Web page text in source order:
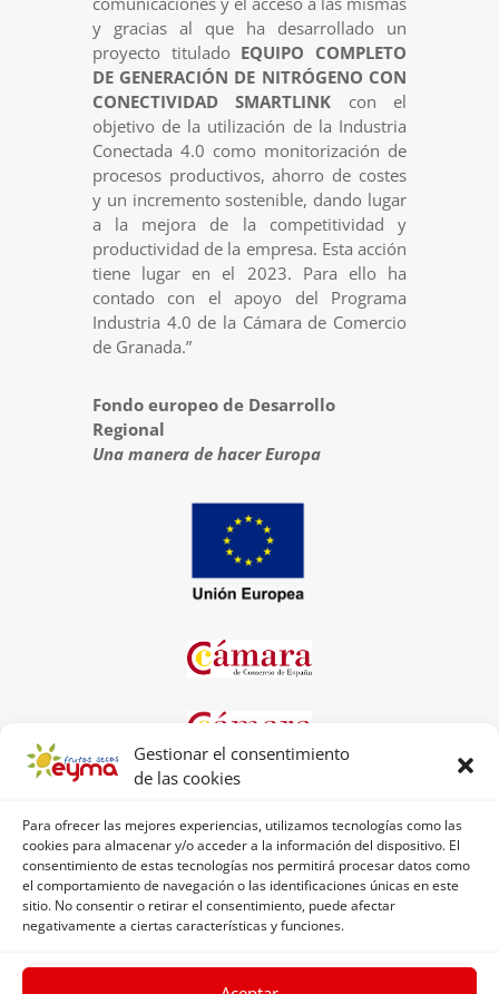
Gestionar el consentimiento
de las cookies
Para ofrecer las mejores experiencias, utilizamos tecnologías como las
cookies para almacenar y/o acceder a la información del dispositivo. El
consentimiento de estas tecnologías nos permitirá procesar datos como
el comportamiento de navegación o las identificaciones únicas en este
sitio. No consentir o retirar el consentimiento, puede afectar
negativamente a ciertas características y funciones.
y gracias al que ha desarrollado un
proyecto titulado EQUIPO COMPLETO
DE GENERACIÓN DE NITRÓGENO CON
CONECTIVIDAD SMARTLINK con el
objetivo de la utilización de la Industria
Conectada 4.0 como monitorización de
procesos productivos, ahorro de costes
y un incremento sostenible, dando lugar
a la mejora de la competitividad y
productividad de la empresa. Esta acción
tiene lugar en el 2023. Para ello ha
contado con el apoyo del Programa
Industria 4.0 de la Cámara de Comercio
de Granada.”
Fondo europeo de Desarrollo
Regional
Una manera de hacer Europa